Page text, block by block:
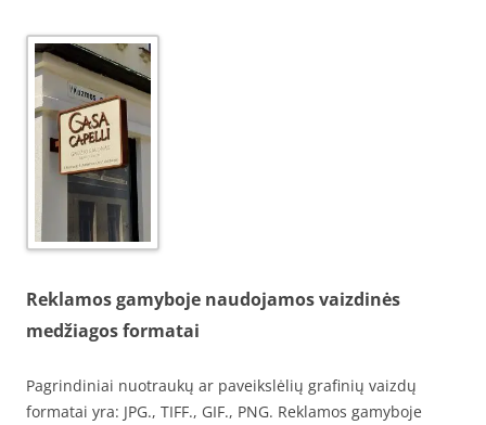
Reklamos gamyboje naudojamos vaizdinės
medžiagos formatai
Pagrindiniai nuotraukų ar paveikslėlių grafinių vaizdų
formatai yra: JPG., TIFF., GIF., PNG. Reklamos gamyboje